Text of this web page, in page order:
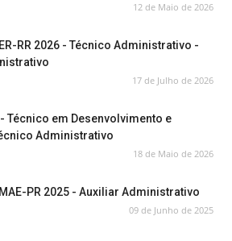
12 de Maio de 2026
RR 2026 - Técnico Administrativo -
17 de Julho de 2026
Técnico em Desenvolvimento e
Administrativo
18 de Maio de 2026
PR 2025 - Auxiliar Administrativo
09 de Junho de 2025